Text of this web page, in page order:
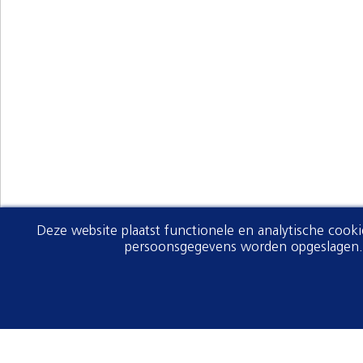
Deze website plaatst functionele en analytische
persoonsgegevens worden